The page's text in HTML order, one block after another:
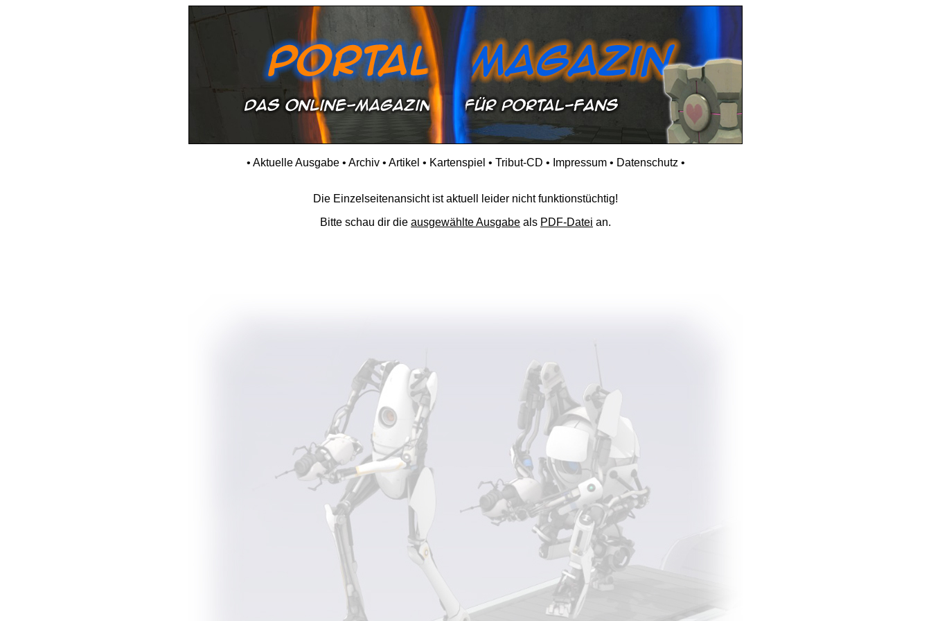
• Aktuelle Ausgabe• Archiv• Artikel • Kartenspiel • Tribut-CD • Impressum• Datenschutz •
Die Einzelseitenansicht ist aktuell leider nicht funktionstüchtig!
Bitte schau dir die ausgewählte Ausgabe als PDF-Datei an.